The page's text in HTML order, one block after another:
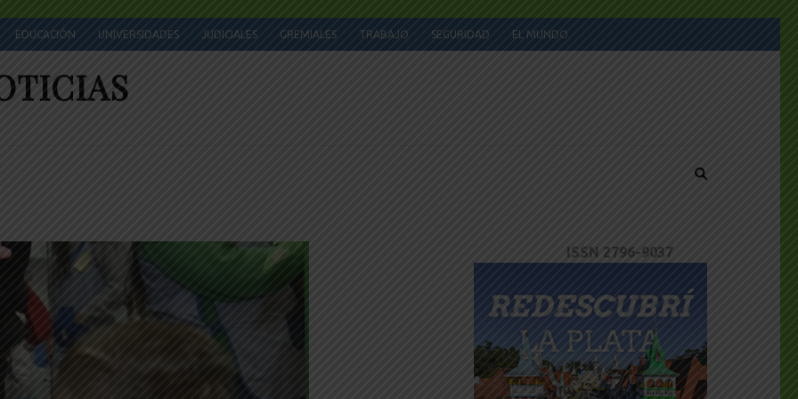
EDUCACIÓN UNIVERSIDADES JUDICIALES GREMIALES TRABAJO SEGURIDAD EL MUNDO
ISSN 2796-9037